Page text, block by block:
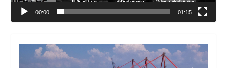
00:00 01:15